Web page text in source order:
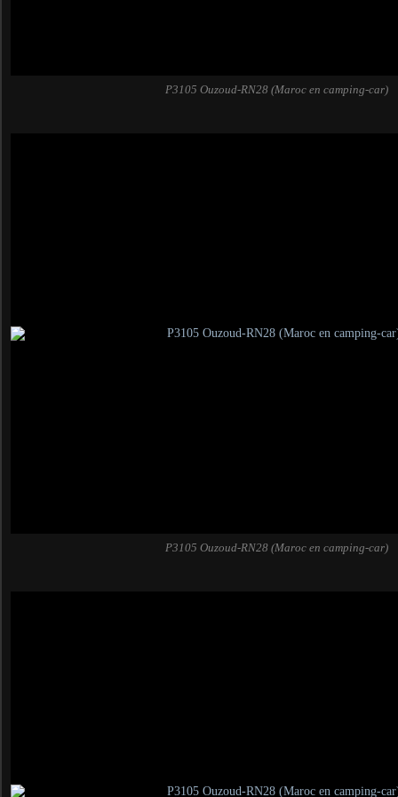
P3105 Ouzoud-RN28 (Maroc en camping-car)
P3105 Ouzoud-RN28 (Maroc en camping-car)